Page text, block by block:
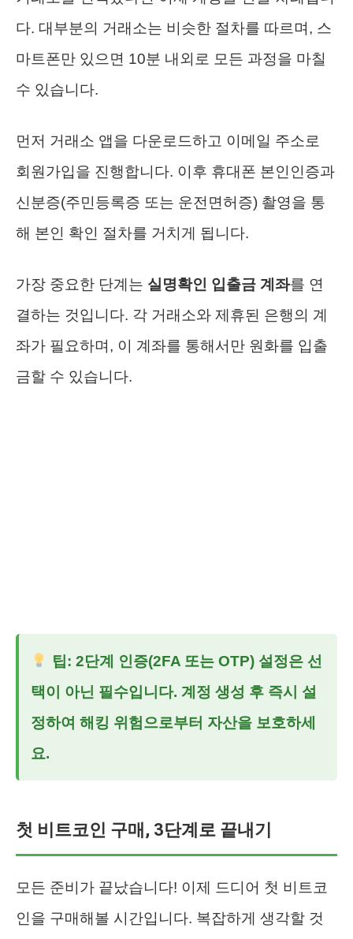
다. 대부분의 거래소는 비슷한 절차를 따르며, 스
마트폰만 있으면 10분 내외로 모든 과정을 마칠
수 있습니다.
먼저 거래소 앱을 다운로드하고 이메일 주소로
회원가입을 진행합니다. 이후 휴대폰 본인인증과
신분증(주민등록증 또는 운전면허증) 촬영을 통
해 본인 확인 절차를 거치게 됩니다.
가장 중요한 단계는 실명확인 입출금 계좌를 연
결하는 것입니다. 각 거래소와 제휴된 은행의 계
좌가 필요하며, 이 계좌를 통해서만 원화를 입출
금할 수 있습니다.
팁: 2단계 인증(2FA 또는 OTP) 설정은 선
택이 아닌 필수입니다. 계정 생성 후 즉시 설
정하여 해킹 위험으로부터 자산을 보호하세
요.
첫 비트코인 구매, 3단계로 끝내기
모든 준비가 끝났습니다! 이제 드디어 첫 비트코
인을 구매해볼 시간입니다. 복잡하게 생각할 것